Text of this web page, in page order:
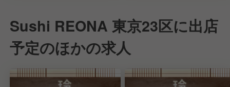
Sushi REONA 東京23区に出店
予定のほかの求人